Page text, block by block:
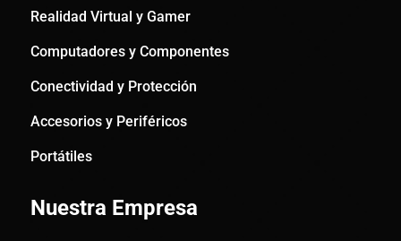
Realidad Virtual y Gamer
Computadores y Componentes
Conectividad y Protección
Accesorios y Periféricos
Portátiles
Nuestra Empresa